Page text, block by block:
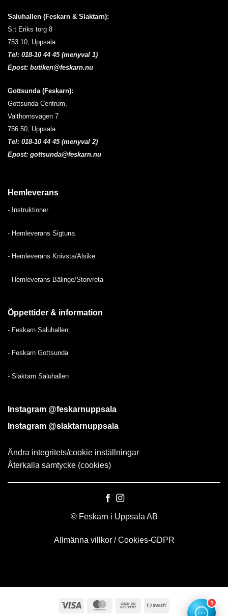
De
kan
väljas
Saluhallen (Feskarn & Slaktarn):
S:t Eriks torg 8
753 10, Uppsala
Tel: 018-10 44 45 (menyval 1)
Epost: butiken@feskarn.nu
Gottsunda (Feskarn):
Gottsunda Centrum,
Valthornsvägen 7
756 50, Uppsala
Tel: 018-10 44 45 (menyval 2)
Epost: gottsunda@feskarn.nu
Hemleverans
- Instruktioner
- Hemleverans Sigtuna
- Hemleverans Knivsta/Alsike
- Hemleverans Bälinge/Storvreta
Öppettider & information
- Feskarn Saluhallen
- Feskarn Gottsunda
- Slaktarn Saluhallen
Instagram @feskarnuppsala
Instagram @slaktarnuppsala
Ändra integritets/cookie inställningar
Återkalla samtycke (cookies)
© Feskarn i Uppsala AB
Allmänna villkor/Cookies-GDPR
Visa MasterCardCash
Swish
1